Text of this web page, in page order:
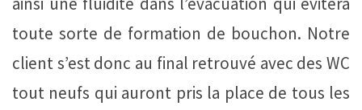
toute sorte de formation de bouchon. Notre
client s’est donc au final retrouvé avec des WC
tout neufs qui auront pris la place de tous les